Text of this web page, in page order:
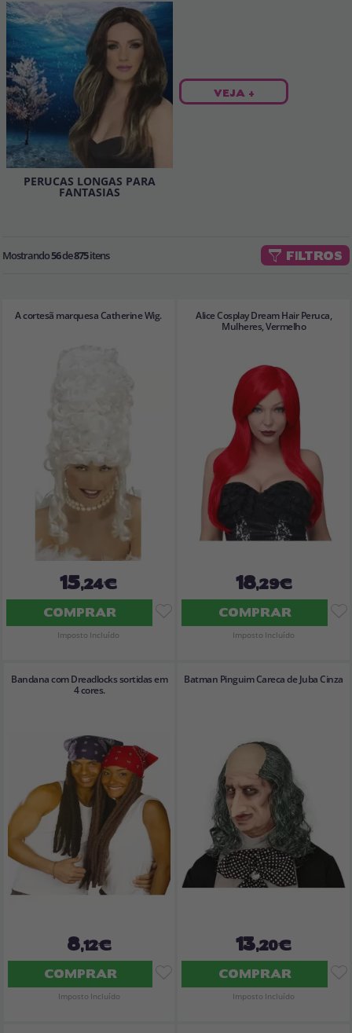
PERUCAS LONGAS PARA
FANTASIAS
VEJA +
Mostrando56de875itens FILTROS
A cortesã marquesa Catherine Wig.
15,24€
COMPRAR
Imposto Incluído
Alice Cosplay Dream Hair Peruca,
Mulheres, Vermelho
18,29€
COMPRAR
Imposto Incluído
Bandana com Dreadlocks sortidas em
4 cores.
8,12€
COMPRAR
Imposto Incluído
Batman Pinguim Careca de Juba Cinza
13,20€
COMPRAR
Imposto Incluído